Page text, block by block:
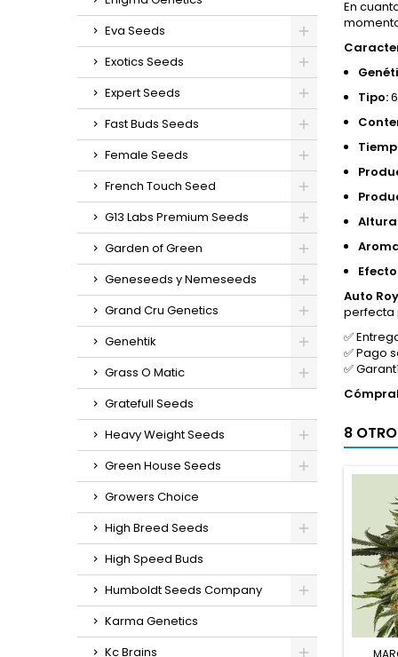
Eva Seeds
Exotics Seeds
Expert Seeds
Fast Buds Seeds
Female Seeds
French Touch Seed
G13 Labs Premium Seeds
Garden of Green
Geneseeds y Nemeseeds
Grand Cru Genetics
Genehtik
Grass O Matic
Gratefull Seeds
Heavy Weight Seeds
Green House Seeds
Growers Choice
High Breed Seeds
High Speed Buds
Humboldt Seeds Company
Karma Genetics
Kc Brains
En
Tipo:
Auto
perfecta
✅
✅ Pago
✅
8